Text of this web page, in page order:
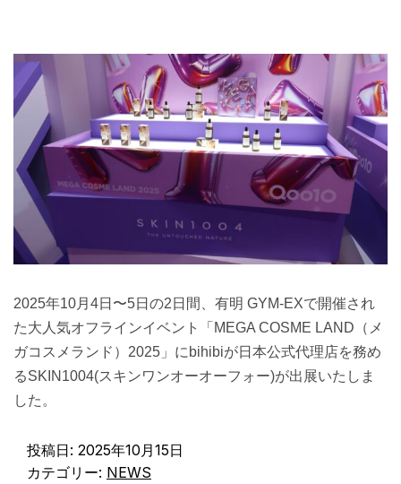
2025年10月4日〜5日の2日間、有明 GYM-EXで開催され
た大人気オフラインイベント「MEGA COSME LAND（メ
ガコスメランド）2025」にbihibiが日本公式代理店を務め
るSKIN1004(スキンワンオーオーフォー)が出展いたしま
した。
投稿日: 2025年10月15日
カテゴリー: NEWS